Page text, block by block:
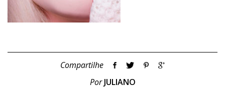
Compartilhe
PorJULIANO